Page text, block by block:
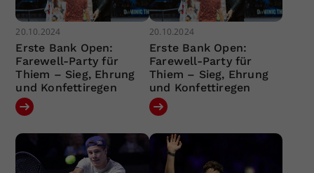
20.10.2024
Erste Bank Open:
Farewell-Party für
Thiem – Sieg, Ehrung
und Konfettiregen
20.10.2024
Erste Bank Open:
Farewell-Party für
Thiem – Sieg, Ehrung
und Konfettiregen